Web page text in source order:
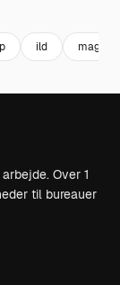
ild magtig
Over 1
til bureauer